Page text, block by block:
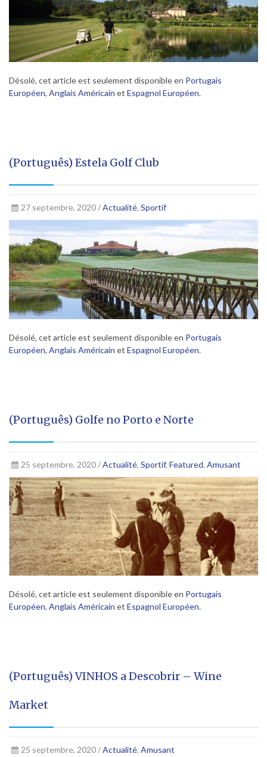
Désolé, cet article est seulement disponible en Portugais
Européen, Anglais Américain et Espagnol Européen.
(Português) Estela Golf Club
27 septembre, 2020 /Actualité, Sportif
Désolé, cet article est seulement disponible en Portugais
Européen, Anglais Américain et Espagnol Européen.
(Português) Golfe no Porto e Norte
25 septembre, 2020 /Actualité, Sportif, Featured, Amusant
Désolé, cet article est seulement disponible en Portugais
Européen, Anglais Américain et Espagnol Européen.
(Português) VINHOS a Descobrir – Wine
Market
25 septembre, 2020 /Actualité, Amusant